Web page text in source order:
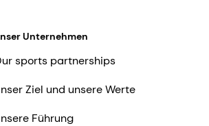
Unternehmen
sports partnerships
Ziel und unsere Werte
Führung